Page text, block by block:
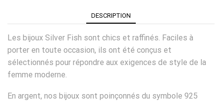
DESCRIPTION
Les bijoux Silver Fish sont chics et raffinés. Faciles à
porter en toute occasion, ils ont été conçus et
sélectionnés pour répondre aux exigences de style de la
femme moderne.
En argent, nos bijoux sont poinçonnés du symbole 925